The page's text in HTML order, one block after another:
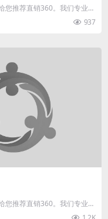
您推荐直销360。我们专业于
种制度...
937
您推荐直销360。我们专业于
种制度...